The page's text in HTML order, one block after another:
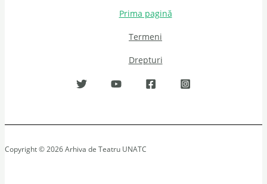
Prima pagină
Termeni
Drepturi
Copyright © 2026 Arhiva de Teatru UNATC